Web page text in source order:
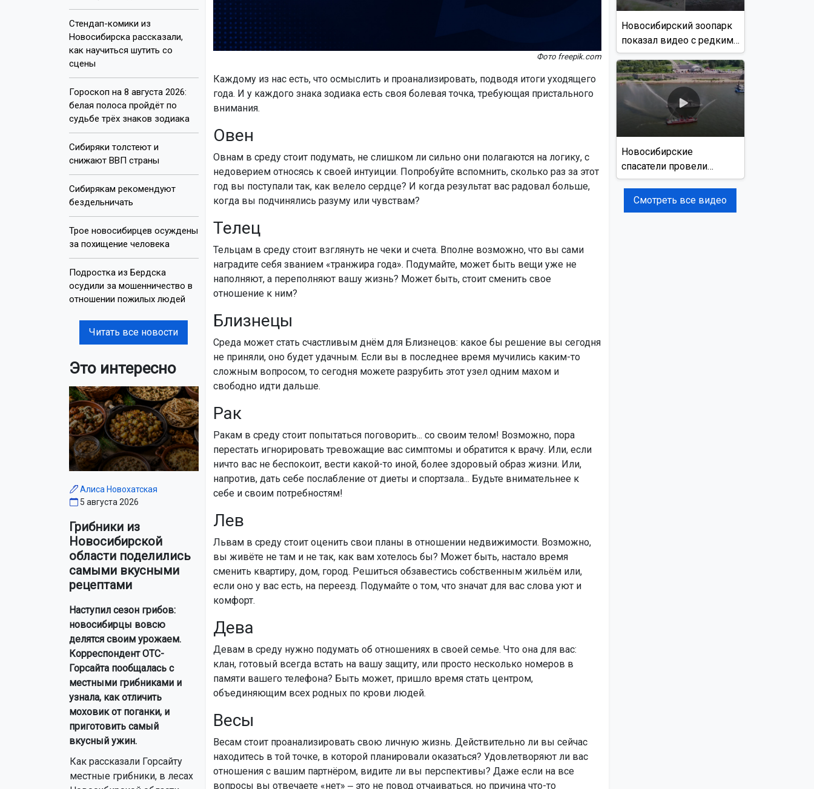
Стендап-комики из
Новосибирска рассказали,
как научиться шутить со
сцены
Гороскоп на 8 августа 2026:
белая полоса пройдёт по
судьбе трёх знаков зодиака
Сибиряки толстеют и
снижают ВВП страны
Сибирякам рекомендуют
бездельничать
Трое новосибирцев осуждены
за похищение человека
Подростка из Бердска
осудили за мошенничество в
отношении пожилых людей
Читать все новости
Это интересно
Алиса Новохатская
5 августа 2026
Грибники из
Новосибирской
области поделились
самыми вкусными
рецептами
Наступил сезон грибов:
новосибирцы вовсю
делятся своим урожаем.
Корреспондент ОТС-
Горсайта пообщалась с
местными грибниками и
узнала, как отличить
моховик от поганки, и
приготовить самый
вкусный ужин.
Как рассказали Горсайту
местные грибники, в лесах
Фото freepik.com
Каждому из нас есть, что осмыслить и проанализировать, подводя итоги уходящего
года. И у каждого знака зодиака есть своя болевая точка, требующая пристального
внимания.
Овен
Овнам в среду стоит подумать, не слишком ли сильно они полагаются на логику, с
недоверием относясь к своей интуиции. Попробуйте вспомнить, сколько раз за этот
год вы поступали так, как велело сердце? И когда результат вас радовал больше,
когда вы подчинялись разуму или чувствам?
Телец
Тельцам в среду стоит взглянуть не чеки и счета. Вполне возможно, что вы сами
наградите себя званием «транжира года». Подумайте, может быть вещи уже не
наполняют, а переполняют вашу жизнь? Может быть, стоит сменить свое
отношение к ним?
Близнецы
Среда может стать счастливым днём для Близнецов: какое бы решение вы сегодня
не приняли, оно будет удачным. Если вы в последнее время мучились каким-то
сложным вопросом, то сегодня можете разрубить этот узел одним махом и
свободно идти дальше.
Рак
Ракам в среду стоит попытаться поговорить... со своим телом! Возможно, пора
перестать игнорировать тревожащие вас симптомы и обратится к врачу. Или, если
ничто вас не беспокоит, вести какой-то иной, более здоровый образ жизни. Или,
напротив, дать себе послабление от диеты и спортзала... Будьте внимательнее к
себе и своим потребностям!
Лев
Львам в среду стоит оценить свои планы в отношении недвижимости. Возможно,
вы живёте не там и не так, как вам хотелось бы? Может быть, настало время
сменить квартиру, дом, город. Решиться обзавестись собственным жильём или,
если оно у вас есть, на переезд. Подумайте о том, что значат для вас слова уют и
комфорт.
Дева
Девам в среду нужно подумать об отношениях в своей семье. Что она для вас:
клан, готовый всегда встать на вашу защиту, или просто несколько номеров в
памяти вашего телефона? Быть может, пришло время стать центром,
объединяющим всех родных по крови людей.
Весы
Весам стоит проанализировать свою личную жизнь. Действительно ли вы сейчас
находитесь в той точке, в которой планировали оказаться? Удовлетворяют ли вас
отношения с вашим партнёром, видите ли вы перспективы? Даже если на все
вопросы вы отвечаете «нет» ‒ это не повод отчаиваться, но причина что-то
Новосибирский зоопарк
показал видео с редким
виверровым котом
Новосибирские
спасатели провели
учения на реке Обь
Смотреть все видео